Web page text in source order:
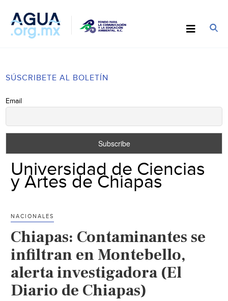
SÚSCRIBETE AL BOLETÍN
Email
Universidad de Ciencias
y Artes de Chiapas
NACIONALES
Chiapas: Contaminantes se
infiltran en Montebello,
alerta investigadora (El
Diario de Chiapas)